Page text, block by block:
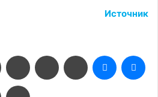
Источник
Pinterest Reddit ВконтактеОдноклассники
Messenger
Поделиться